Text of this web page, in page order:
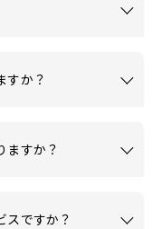
すか？
ますか？
スですか？